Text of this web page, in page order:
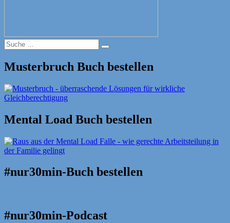
Suche
nach:
Suche
Musterbruch Buch bestellen
Mental Load Buch bestellen
#nur30min-Buch bestellen
#nur30min-Podcast